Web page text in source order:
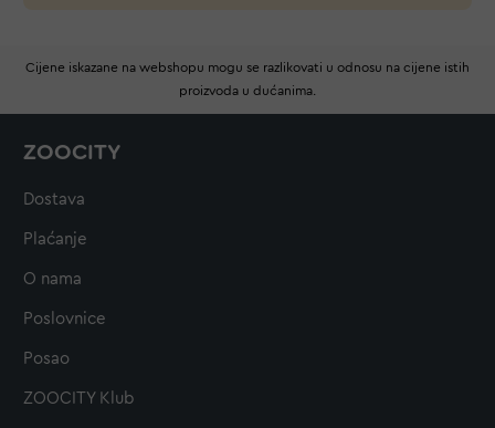
Cijene iskazane na webshopu mogu se razlikovati u odnosu na cijene istih
proizvoda u dućanima.
ZOOCITY
Dostava
Plaćanje
O nama
Poslovnice
Posao
ZOOCITY Klub